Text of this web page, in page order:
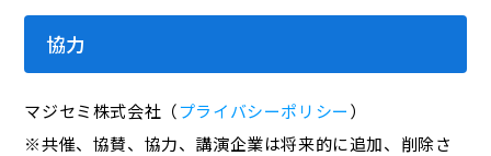
協力
マジセミ株式会社（プライバシーポリシー）
※共催、協賛、協力、講演企業は将来的に追加、削除さ